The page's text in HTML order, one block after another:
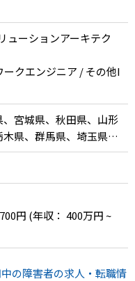
ューションアーキテク
クエンジニア / その他I
宮城県、秋田県、山形
県、群馬県、埼玉県、
、新潟県、富山県、石
野県、岐阜県、静岡
県、京都府、大阪府、
、鳥取県、島根県、岡
島県、香川県、愛媛
県、長崎県、熊本県、
、沖縄県、その他
円 (年収： 400万円 ~
の障害者の求人・転職情